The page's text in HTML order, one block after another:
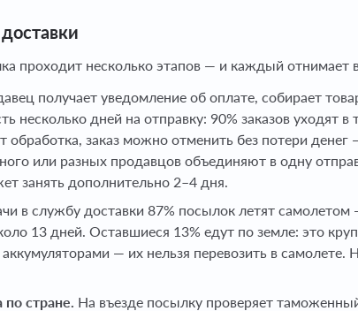
проходит несколько этапов — и каждый отнимает
получает уведомление об оплате, собирает
несколько дней на отправку: 90% заказов уходят в
заказ можно отменить без потери
или разных продавцов объединяют в одну
занять дополнительно 2–4 дня.
в службу доставки 87% посылок летят самолетом
13 дней. Оставшиеся 13% едут по земле: это
— их нельзя перевозить в
по стране. На въезде посылку проверяет